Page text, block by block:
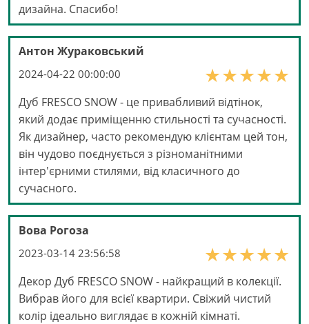
дизайна. Спасибо!
Антон Жураковський
2024-04-22 00:00:00
Дуб FRESCO SNOW - це привабливий відтінок,
який додає приміщенню стильності та сучасності.
Як дизайнер, часто рекомендую клієнтам цей тон,
він чудово поєднується з різноманітними
інтер'єрними стилями, від класичного до
сучасного.
Вова Рогоза
2023-03-14 23:56:58
Декор Дуб FRESCO SNOW - найкращий в колекції.
Вибрав його для всієї квартири. Свіжий чистий
колір ідеально виглядає в кожній кімнаті.